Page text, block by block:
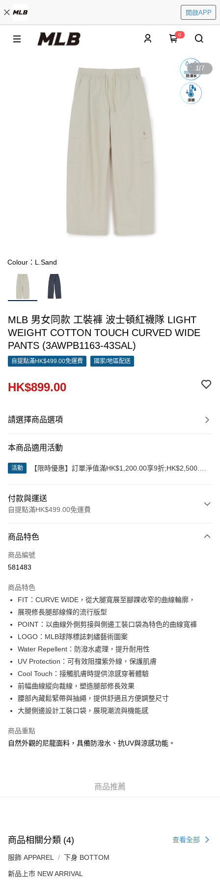
開啟APP
0
1/7
Colour：L.Sand
MLB 男女同款 工裝褲 波士頓紅襪隊 LIGHT
WEIGHT COTTON TOUCH CURVED WIDE
PANTS (3AWPB1163-43SAL)
自提點滿HK$499.00免運費 國家/地區配送
HK$899.00
請選擇商品選項
本商品適用活動
活動
【限時優惠】訂單淨值滿HK$1,200.00享9折;HK$2,500.00
付款與運送
自提點滿HK$499.00免運費
信用卡
Apple Pay
AlipayHK
WeChat Pay
送貨方式
每筆HK$50.00，滿HK$499.00或以上免運費
付款後順豐合作便利店
每筆HK$50.00，滿HK$499.00或以上免運費
每筆HK$50.00，滿HK$499.00或以上免運費
商品特色
商品編號
581483
商品特色
FIT：CURVE WIDE，從大腿寬展至腳踝收窄的曲線輪廓，
展現修長腿部線條的流行版型
POINT：以曲線外側剪接與側邊工裝口袋為特色的曲線寬褲
LOGO：MLB球隊標誌刺繡藝術圖案
Water Repellent：防潑水處理，提升耐用性
UV Protection：可有效阻擋紫外線，保護肌膚
Cool Touch：接觸肌膚時提供涼感穿著體驗
前幅曲線縱向裁線，塑造腿部修長效果
腰部內藏鬆緊帶與抽繩，提供舒適且方便調整尺寸
大腿側邊設計工裝口袋，展現潮流與機能感
商品重點
自然外觀的尼龍面料，具備防潑水、抗UV與涼感功能。
商品推薦
商品相關分類 (4) 查看全部
服飾 APPAREL 下身 BOTTOM
新品上市 NEW ARRIVAL